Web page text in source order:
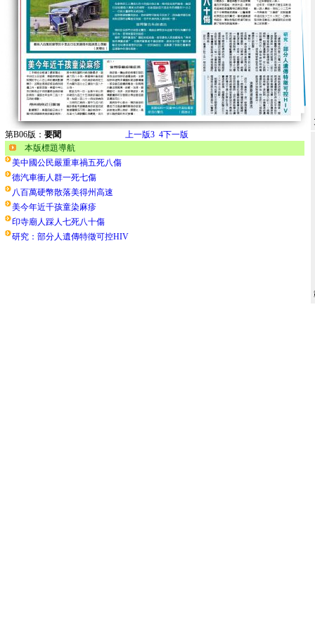
第B06版： 要聞 上一版3 4下一版
本版標題導航
美中國公民嚴重車禍五死八傷
德汽車衝人群一死七傷
八百萬硬幣散落美得州高速
美今年近千孩童染麻疹
印寺廟人踩人七死八十傷
研究：部分人遺傳特徵可控HIV